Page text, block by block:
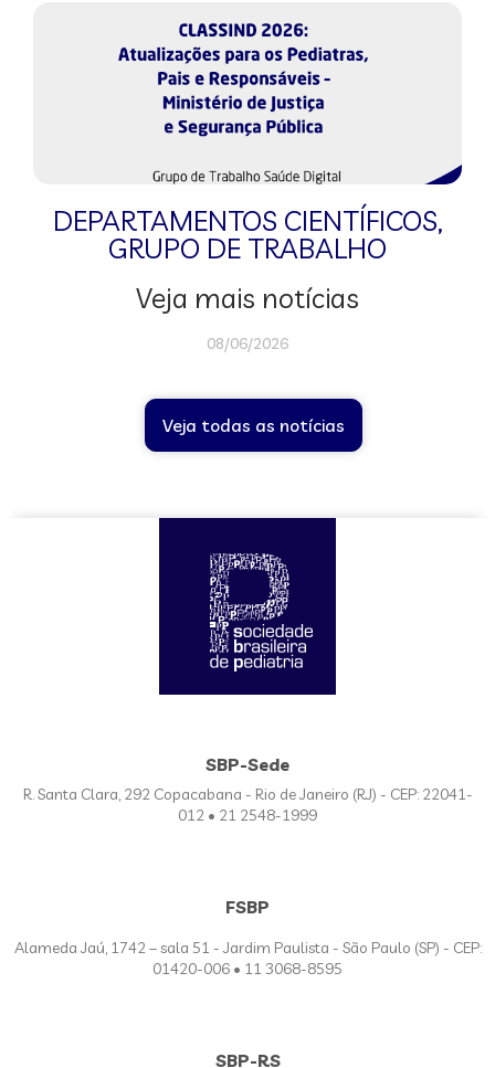
DEPARTAMENTOS CIENTÍFICOS,
GRUPO DE TRABALHO
Veja mais notícias
08/06/2026
Veja todas as notícias
SBP-Sede
R. Santa Clara, 292 Copacabana - Rio de Janeiro (RJ) - CEP: 22041-
012 • 21 2548-1999
FSBP
Alameda Jaú, 1742 – sala 51 - Jardim Paulista - São Paulo (SP) - CEP:
01420-006 • 11 3068-8595
SBP-RS